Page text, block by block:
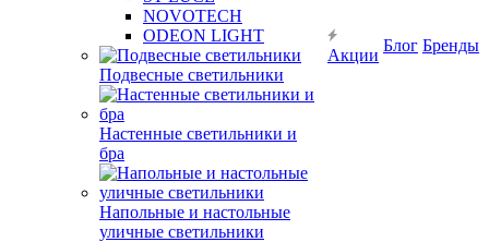
NOVOTECH
ODEON LIGHT
Подвесные светильники
Настенные светильники и
бра
Напольные и настольные
уличные светильники
Акции
Блог Бренды